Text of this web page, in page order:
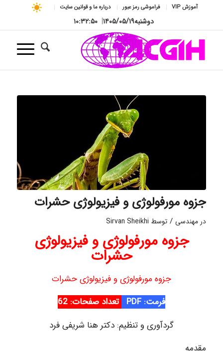
آموزش VIP فراموشی رمز عبور درباره ما و قوانین سایت
دوشنبه۱۴۰۵/۰۵/۱۹| ۱۰:۳۲:۵۱
جزوه مورفولوژی و فیزیولوژی حشرات
درمهندسی / توسط Sirvan Sheikhi
جزوه مورفولوژی و فیزیولوژی
حشرات
جزوه مورفولوژی و فیزیولوژی حشرات
فرمت: PDF
تعداد صفحات: 62
گردآوری و تنظیم: دکتر هنا شریفی فرد
مقدمه